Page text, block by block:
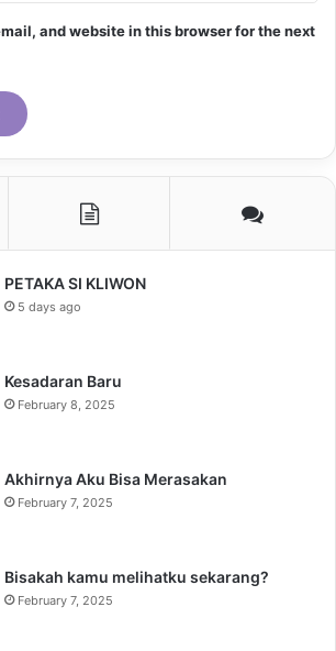
and website in this browser for the next
PETAKA SI KLIWON
5 days ago
Kesadaran Baru
February 8, 2025
Akhirnya Aku Bisa Merasakan
February 7, 2025
Bisakah kamu melihatku sekarang?
February 7, 2025